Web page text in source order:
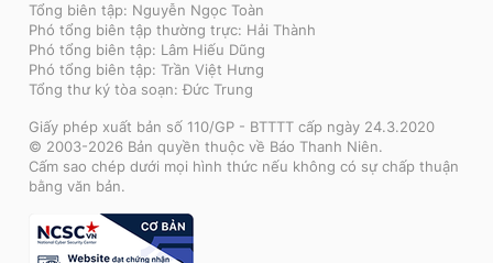
Tổng biên tập: Nguyễn Ngọc Toàn
Phó tổng biên tập thường trực: Hải Thành
Phó tổng biên tập: Lâm Hiếu Dũng
Phó tổng biên tập: Trần Việt Hưng
Tổng thư ký tòa soạn: Đức Trung
Giấy phép xuất bản số 110/GP - BTTTT cấp ngày 24.3.2020
© 2003-2026 Bản quyền thuộc về Báo Thanh Niên.
Cấm sao chép dưới mọi hình thức nếu không có sự chấp thuận
bằng văn bản.